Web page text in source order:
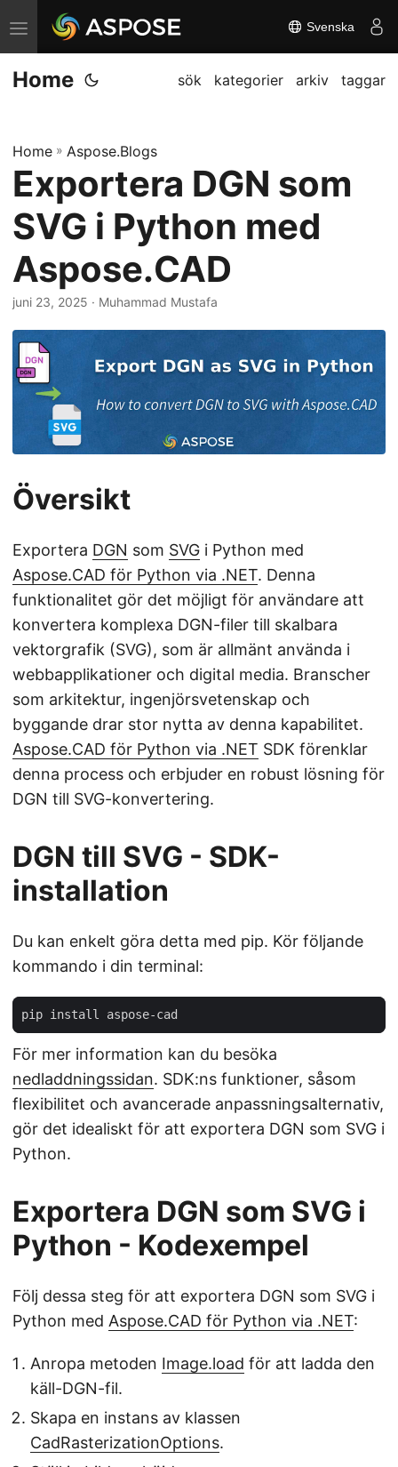
V
ä
x
n
a
i
g
a
t
i
o
n
Svenska
Home sök kategorier arkiv taggar
Home » Aspose.Blogs
Exportera DGN som
SVG i Python med
Aspose.CAD
juni 23, 2025 · Muhammad Mustafa
Översikt
Exportera DGN som SVG i Python med
Aspose.CAD för Python via .NET. Denna
funktionalitet gör det möjligt för användare att
konvertera komplexa DGN-filer till skalbara
vektorgrafik (SVG), som är allmänt använda i
webbapplikationer och digital media. Branscher
som arkitektur, ingenjörsvetenskap och
byggande drar stor nytta av denna kapabilitet.
Aspose.CAD för Python via .NET SDK förenklar
denna process och erbjuder en robust lösning för
DGN till SVG-konvertering.
DGN till SVG - SDK-
installation
Du kan enkelt göra detta med pip. Kör följande
kommando i din terminal:
För mer information kan du besöka
nedladdningssidan. SDK:ns funktioner, såsom
flexibilitet och avancerade anpassningsalternativ,
gör det idealiskt för att exportera DGN som SVG i
Python.
Exportera DGN som SVG i
Python - Kodexempel
Följ dessa steg för att exportera DGN som SVG i
Python med Aspose.CAD för Python via .NET:
Anropa metoden Image.load för att ladda den
käll-DGN-fil.
Skapa en instans av klassen
CadRasterizationOptions.